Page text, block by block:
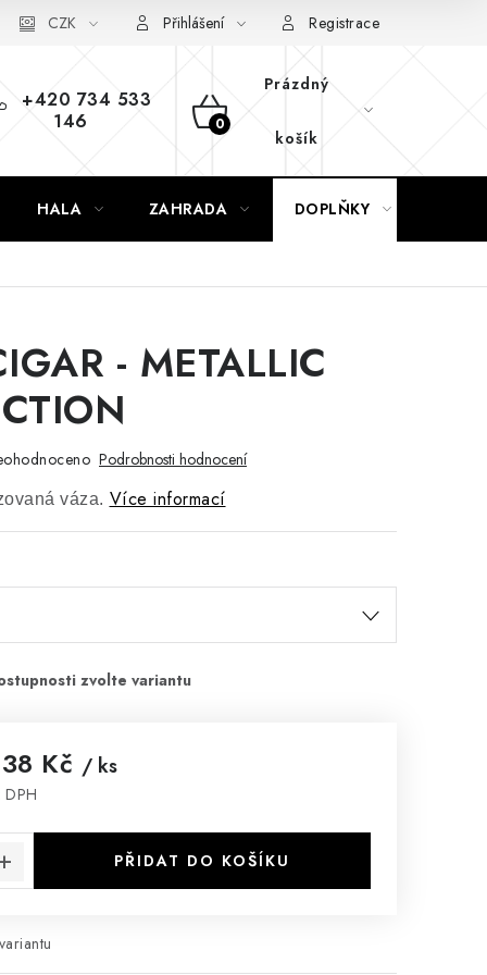
CZK Přihlášení Registrace
+420 734 533
146
NÁKUPNÍ
Prázdný
košík
HALA ZAHRADA DOPLŇKY
- METALLIC
Podrobnosti hodnocení
váza. Více informací
Kč / ks
DPH
PŘIDAT DO KOŠÍKU